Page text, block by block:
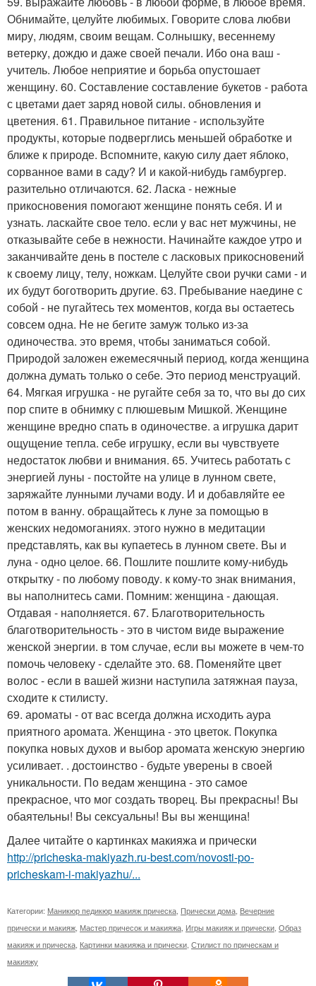
Обнимайте, целуйте любимых. Говорите слова любви
миру, людям, своим вещам. Солнышку, весеннему
ветерку, дождю и даже своей печали. Ибо она ваш -
учитель. Любое неприятие и борьба опустошает
женщину. 60. Составление составление букетов - работа
с цветами дает заряд новой силы. обновления и
цветения. 61. Правильное питание - используйте
продукты, которые подверглись меньшей обработке и
ближе к природе. Вспомните, какую силу дает яблоко,
сорванное вами в саду? И и какой-нибудь гамбургер.
разительно отличаются. 62. Ласка - нежные
прикосновения помогают женщине понять себя. И и
узнать. ласкайте свое тело. если у вас нет мужчины, не
отказывайте себе в нежности. Начинайте каждое утро и
заканчивайте день в постеле с ласковых прикосновений
к своему лицу, телу, ножкам. Целуйте свои ручки сами - и
их будут боготворить другие. 63. Пребывание наедине с
собой - не пугайтесь тех моментов, когда вы остаетесь
совсем одна. Не не бегите замуж только из-за
одиночества. это время, чтобы заниматься собой.
Природой заложен ежемесячный период, когда женщина
должна думать только о себе. Это период менструаций.
64. Мягкая игрушка - не ругайте себя за то, что вы до сих
пор спите в обнимку с плюшевым Мишкой. Женщине
женщине вредно спать в одиночестве. а игрушка дарит
ощущение тепла. себе игрушку, если вы чувствуете
недостаток любви и внимания. 65. Учитесь работать с
энергией луны - постойте на улице в лунном свете,
заряжайте лунными лучами воду. И и добавляйте ее
потом в ванну. обращайтесь к луне за помощью в
женских недомоганиях. этого нужно в медитации
представлять, как вы купаетесь в лунном свете. Вы и
луна - одно целое. 66. Пошлите пошлите кому-нибудь
открытку - по любому поводу. к кому-то знак внимания,
вы наполнитесь сами. Помним: женщина - дающая.
Отдавая - наполняется. 67. Благотворительность
благотворительность - это в чистом виде выражение
женской энергии. в том случае, если вы можете в чем-то
помочь человеку - сделайте это. 68. Поменяйте цвет
волос - если в вашей жизни наступила затяжная пауза,
сходите к стилисту.
69. ароматы - от вас всегда должна исходить аура
приятного аромата. Женщина - это цветок. Покупка
покупка новых духов и выбор аромата женскую энергию
усиливает. . достоинство - будьте уверены в своей
уникальности. По ведам женщина - это самое
прекрасное, что мог создать творец. Вы прекрасны! Вы
обаятельны! Вы сексуальны! Вы вы женщина!
Далее читайте о картинках макияжа и прически
http://pricheska-makiyazh.ru-best.com/novosti-po-
pricheskam-i-makiyazhu/...
Категории: Маникюр педикюр макияж прическа Прически дома Вечерние
прически и макияж Мастер причесок и макияжа Игры макияж и прически Образ
макияж и прическа Картинки макияжа и прически Стилист по прическам и
макияжу